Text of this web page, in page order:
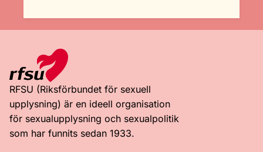
RFSU (Riksförbundet för sexuell
upplysning) är en ideell organisation
för sexualupplysning och sexualpolitik
som har funnits sedan 1933.